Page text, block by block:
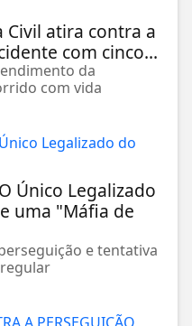
atira contra a
com cinco...
da
com vida
Único Legalizado
uma "Máfia de
e tentativa